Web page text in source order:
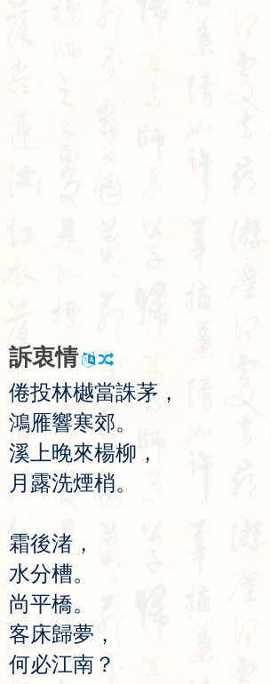
訴衷情
倦投林樾當誅茅 ，
鴻雁響寒郊。
溪 上晚來楊柳 ，
月 露洗煙梢。
霜後渚 ，
水分槽。
尚平橋。
客床歸夢 ，
何必江南 ？